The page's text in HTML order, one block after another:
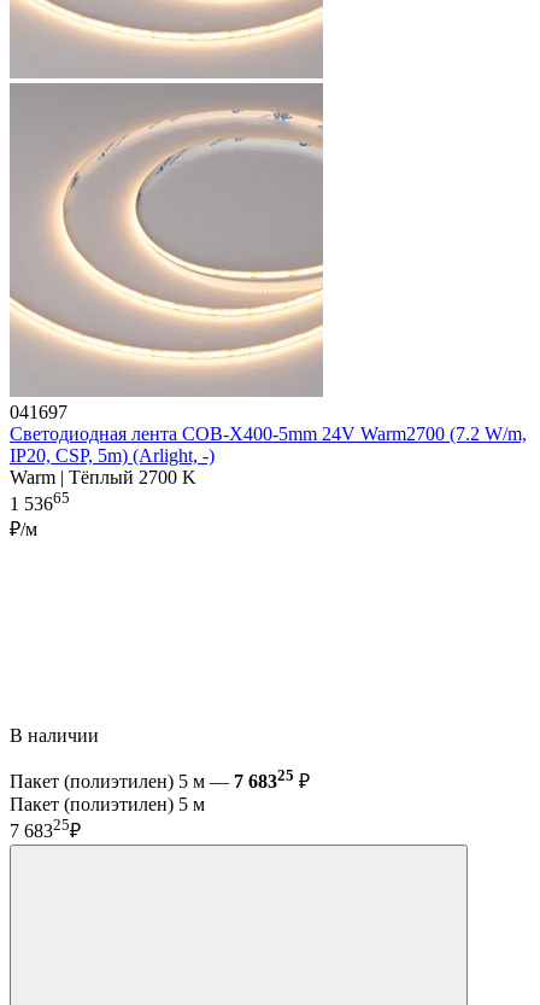
041697
Светодиодная лента COB-X400-5mm 24V Warm2700 (7.2 W/m,
IP20, CSP, 5m) (Arlight, -)
Warm | Тёплый 2700 K
1 53665
₽/м
В наличии
Пакет (полиэтилен) 5 м — 7 68325 ₽
Пакет (полиэтилен) 5 м
7 68325₽